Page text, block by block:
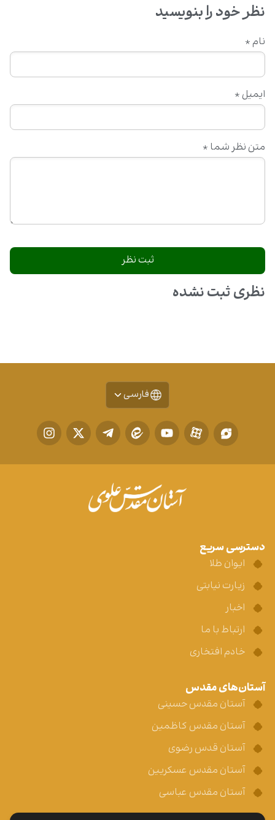
نظر خود را بنویسید
متن نظر شما *
نام *
ایمیل *
نظری ثبت نشده
فارسی
دسترسی سریع
ایوان طلا
زیارت نیابتی
اخبار
ارتباط با ما
خادم افتخاری
آستان‌های مقدس
آستان مقدس حسینی
آستان مقدس کاظمین
آستان قدس رضوی
آستان مقدس عسکریین
آستان مقدس عباسی